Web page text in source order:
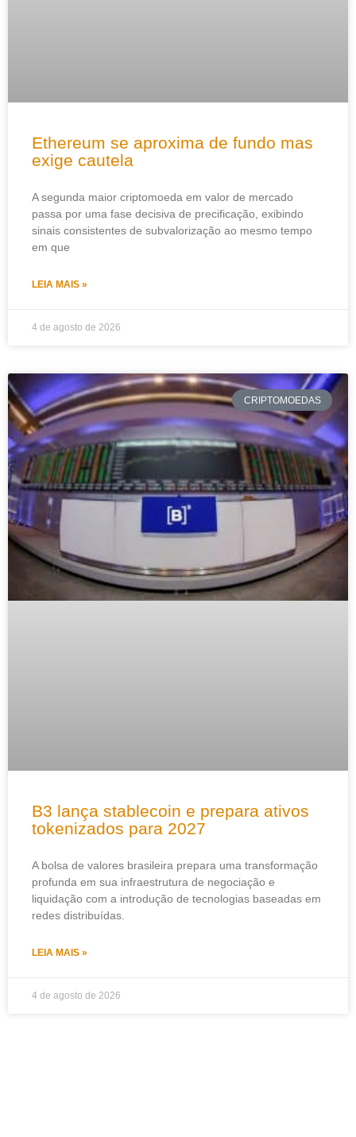
Ethereum se aproxima de fundo mas
exige cautela
A segunda maior criptomoeda em valor de mercado
passa por uma fase decisiva de precificação, exibindo
sinais consistentes de subvalorização ao mesmo tempo
em que
LEIA MAIS »
4 de agosto de 2026
CRIPTOMOEDAS
B3 lança stablecoin e prepara ativos
tokenizados para 2027
A bolsa de valores brasileira prepara uma transformação
profunda em sua infraestrutura de negociação e
liquidação com a introdução de tecnologias baseadas em
redes distribuídas.
LEIA MAIS »
4 de agosto de 2026